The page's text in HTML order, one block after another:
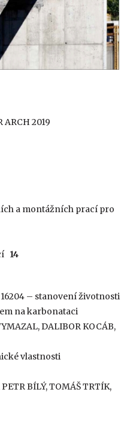
2019
a montážních prací pro
14
– stanovení životnosti
na karbonataci
DALIBOR KOCÁB,
vlastnosti
BÍLÝ, TOMÁŠ TRTÍK,